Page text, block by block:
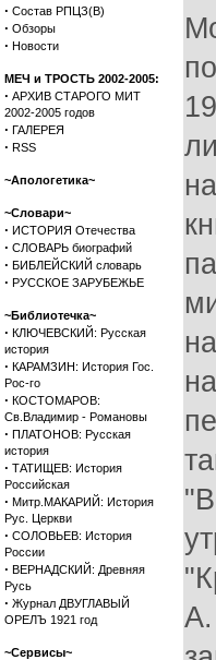
· Состав РПЦЗ(В)
· Обзоры
· Новости
МЕЧ и ТРОСТЬ 2002-2005:
· АРХИВ СТАРОГО МИТ
2002-2005 годов
· ГАЛЕРЕЯ
· RSS
~Апологетика~
~Словари~
· ИСТОРИЯ Отечества
· СЛОВАРЬ биографий
· БИБЛЕЙСКИЙ словарь
· РУССКОЕ ЗАРУБЕЖЬЕ
~Библиотечка~
· КЛЮЧЕВСКИЙ: Русская
история
· КАРАМЗИН: История Гос.
Рос-го
· КОСТОМАРОВ:
Св.Владимир - Романовы
· ПЛАТОНОВ: Русская
история
· ТАТИЩЕВ: История
Российская
· Митр.МАКАРИЙ: История
Рус. Церкви
· СОЛОВЬЕВ: История
России
· ВЕРНАДСКИЙ: Древняя
Русь
· Журнал ДВУГЛАВЫЙ
ОРЕЛЪ 1921 год
~Сервисы~